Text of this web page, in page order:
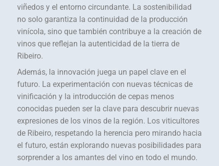
viñedos y el entorno circundante. La sostenibilidad
no solo garantiza la continuidad de la producción
vinícola, sino que también contribuye a la creación de
vinos que reflejan la autenticidad de la tierra de
Ribeiro.
Además, la innovación juega un papel clave en el
futuro. La experimentación con nuevas técnicas de
vinificación y la introducción de cepas menos
conocidas pueden ser la clave para descubrir nuevas
expresiones de los vinos de la región. Los viticultores
de Ribeiro, respetando la herencia pero mirando hacia
el futuro, están explorando nuevas posibilidades para
sorprender a los amantes del vino en todo el mundo.